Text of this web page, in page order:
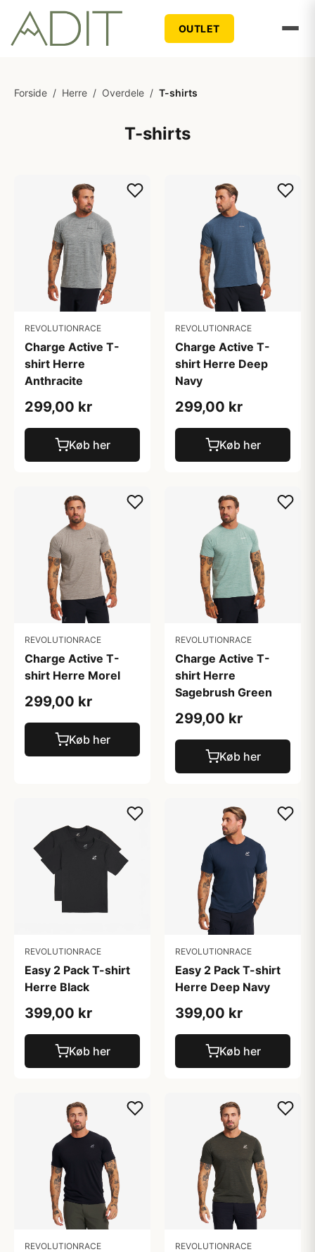
OUTLET
Forside / Herre / Overdele / T-shirts
T-shirts
REVOLUTIONRACE
Charge Active T-
shirt Herre
Anthracite
299,00 kr
Køb her
REVOLUTIONRACE
Charge Active T-
shirt Herre Deep
Navy
299,00 kr
Køb her
REVOLUTIONRACE
Charge Active T-
shirt Herre Morel
299,00 kr
Køb her
REVOLUTIONRACE
Charge Active T-
shirt Herre
Sagebrush Green
299,00 kr
Køb her
REVOLUTIONRACE
Easy 2 Pack T-shirt
Herre Black
399,00 kr
Køb her
REVOLUTIONRACE
Easy 2 Pack T-shirt
Herre Deep Navy
399,00 kr
Køb her
REVOLUTIONRACE REVOLUTIONRACE